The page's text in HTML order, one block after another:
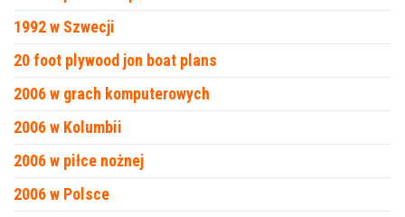
1992 w Szwecji
20 foot plywood jon boat plans
2006 w grach komputerowych
2006 w Kolumbii
2006 w piłce nożnej
2006 w Polsce